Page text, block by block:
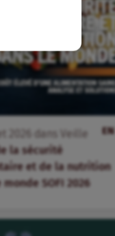
EN
dans
Veille
la sécurité
et de la nutrition
SOFI 2026